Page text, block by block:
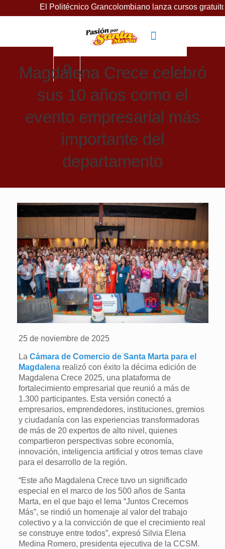
El Politécnico Grancolombiano lanza cursos gratuitos
Magdalena Crece celebró
sus 10 años como el
evento empresarial más
importante del
departamento
25 de noviembre de 2025
La Cámara de Comercio de Santa Marta para el
Magdalena realizó con éxito la décima edición de
Magdalena Crece 2025, una plataforma de
fortalecimiento empresarial que reunió a más de
1.300 participantes. Esta versión conectó a
empresarios, emprendedores, instituciones, gremios
y ciudadanía con las experiencias transformadoras
de más de 20 expertos de alto nivel, quienes
compartieron perspectivas sobre economía,
innovación, inteligencia artificial y otros temas clave
para el desarrollo de la región.
“Este año Magdalena Crece tuvo un significado
especial en el marco de los 500 años de Santa
Marta, en el que bajo el lema “Juntos Crecemos
Más”, se rindió un homenaje al valor del trabajo
colectivo y a la convicción de que el crecimiento real
se construye entre todos”, expresó Silvia Elena
Medina Romero, presidenta ejecutiva de la CCSM.